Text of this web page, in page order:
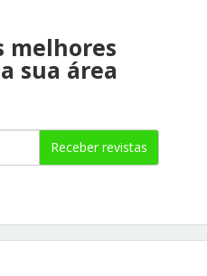
melhores
sua área
Receber revistas